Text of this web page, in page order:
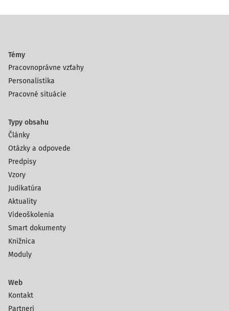
Témy
Pracovnoprávne vzťahy
Personalistika
Pracovné situácie
Typy obsahu
Články
Otázky a odpovede
Predpisy
Vzory
Judikatúra
Aktuality
Videoškolenia
Smart dokumenty
Knižnica
Moduly
Web
Kontakt
Partneri